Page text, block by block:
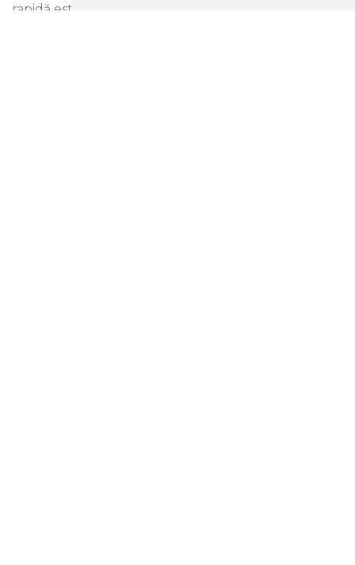
rapidă este special formulată pentru pardoseli din